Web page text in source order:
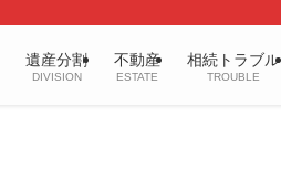
遺産分割
DIVISION
不動産
ESTATE
相続トラブル
TROUBLE